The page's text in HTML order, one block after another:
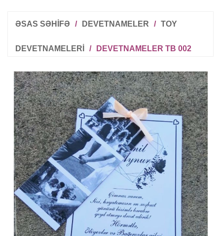
ƏSAS SƏHİFƏ / DEVETNAMELER / TOY
DEVETNAMELERI / DEVETNAMELER TB 002